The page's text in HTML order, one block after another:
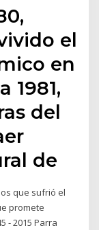
el
en
1981,
del
de
que sufrió el
promete
- 2015 Parra